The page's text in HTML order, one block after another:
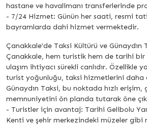
hastane ve havalimanı transferlerinde
- 7/24 Hizmet: Günün her saati, resmi
bayramlarda dahi hizmet vermektedir.
Çanakkale’de Taksi Kültürü ve Günaydın
Çanakkale, hem turistik hem de tarihi bir
ulaşım ihtiyacı sürekli canlıdır. Özellikle
turist yoğunluğu, taksi hizmetlerini daha
Günaydın Taksi, bu noktada hızlı erişim,
memnuniyetini ön planda tutarak öne
- Turistler için avantaj: Tarihi Gelibolu
Kenti ve şehir merkezindeki müzeler